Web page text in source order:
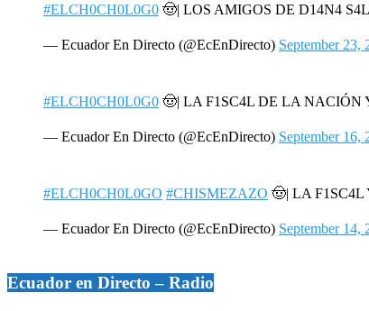
#ELCH0CH0L0G0 🤠| LOS AMIGOS DE D14N4
— Ecuador En Directo (@EcEnDirecto) September 23,
#ELCH0CH0L0G0 🤠| LA F1SC4L DE LA
— Ecuador En Directo (@EcEnDirecto) September 16,
#ELCH0CH0L0GO #CHISMEZAZO 🤠| LA F1SC4L
— Ecuador En Directo (@EcEnDirecto) September 14,
Ecuador en Directo – Radio